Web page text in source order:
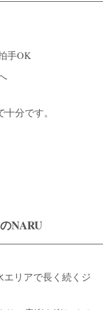
手OK
分です。
NARU​​
リアで長く続くジ